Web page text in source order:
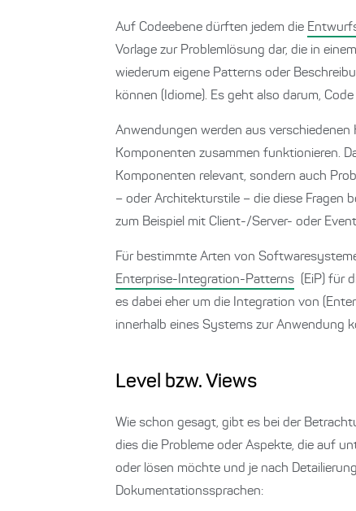
Auf Codeebene dürften jedem die
Vorlage zur Problemlösung dar, die in
wiederum eigene Patterns oder
können (Idiome). Es geht also darum,
Anwendungen werden aus
Komponenten zusammen funktionieren.
Komponenten relevant, sondern auch
– oder Architekturstile – die diese Fragen
zum Beispiel mit Client-/Server- oder
Für bestimmte Arten von
Enterprise-Integration-Patterns
(EiP) für
es dabei eher um die Integration von
innerhalb eines Systems zur Anwendung
Level bzw. Views
Wie schon gesagt, gibt es bei der
dies die Probleme oder Aspekte, die auf
oder lösen möchte und je nach
Dokumentationssprachen: